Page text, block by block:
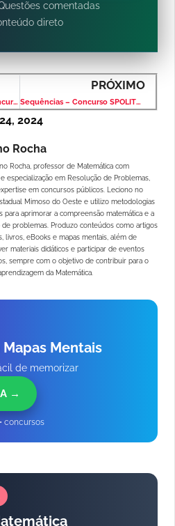
comentadas
direto
Matemática Financeira – Concurso SEFAZ 2024 – Banca CESPE
PRÓXIMO
Sequências – Concurso SPOLITEC 2022 – Banca CESPE
2024
Rocha
Rocha, professor de Matemática com
especialização em Resolução de Problemas,
em concursos públicos. Leciono no
Mimoso do Oeste e utilizo metodologias
para aprimorar a compreensão matemática e a
de problemas. Produzo conteúdos como artigos
livros, eBooks e mapas mentais, além de
materiais didáticos e participar de eventos
sempre com o objetivo de contribuir para o
da Matemática.
Mentais
de memorizar
→
concursos